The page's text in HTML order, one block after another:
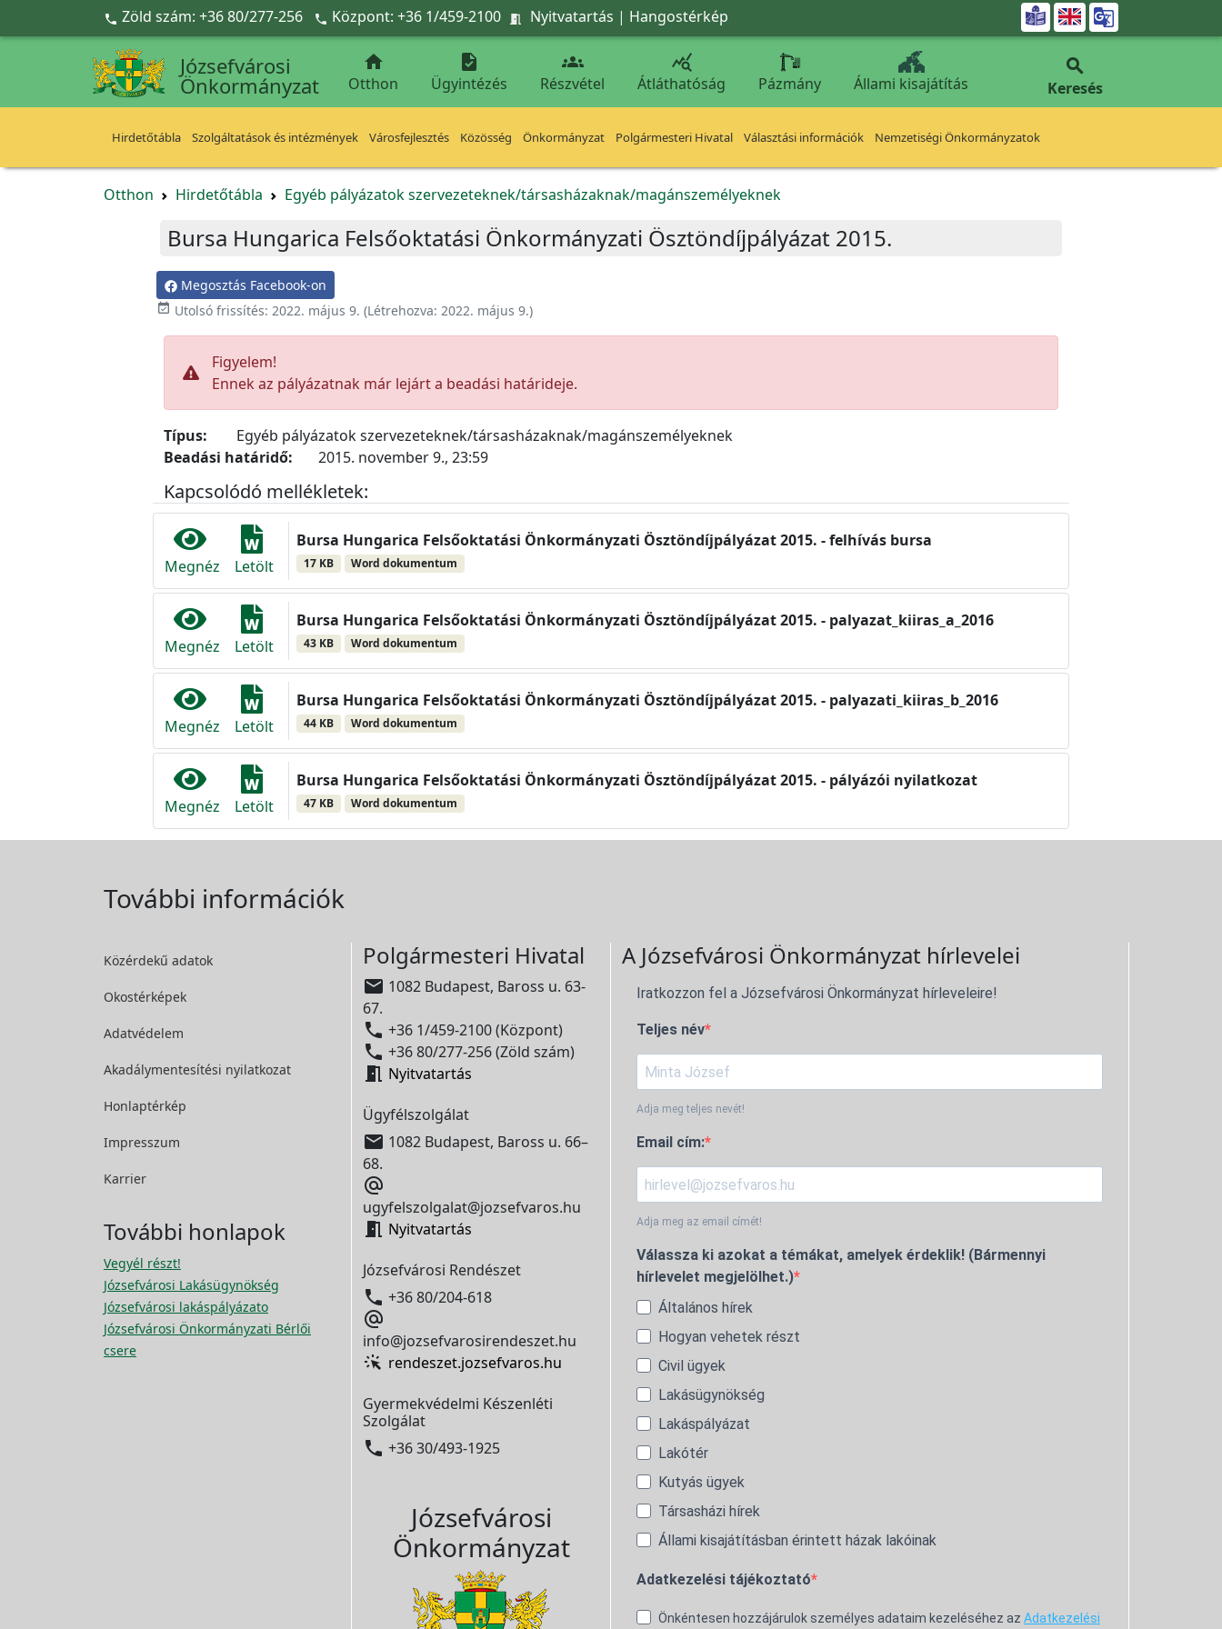
Ugrás a fő tartalomra
 Zöld szám: +36 80/277-256  Központ: +36 1/459-2100  Nyitvatartás | Hangostérkép 
Józsefvárosi
Önkormányzat

Otthon

Ügyintézés

Részvétel

Átláthatóság Pázmány Állami kisajátítás

Keresés
Hirdetőtábla Szolgáltatások és intézmények Városfejlesztés Közösség Önkormányzat Polgármesteri Hivatal Választási információk Nemzetiségi Önkormányzatok
Otthon Hirdetőtábla Egyéb pályázatok szervezeteknek/társasházaknak/magánszemélyeknek
Bursa Hungarica Felsőoktatási Önkormányzati Ösztöndíjpályázat 2015.
Megosztás Facebook-on
 Utolsó frissítés: 2022. május 9. (Létrehozva: 2022. május 9.)
Figyelem!
Ennek az pályázatnak már lejárt a beadási határideje.
Típus:
Egyéb pályázatok szervezeteknek/társasházaknak/magánszemélyeknek
Beadási határidő:
2015. november 9., 23:59
Kapcsolódó mellékletek:
Megnéz Letölt
Bursa Hungarica Felsőoktatási Önkormányzati Ösztöndíjpályázat 2015. - felhívás bursa
17 KB Word dokumentum
Megnéz Letölt
Bursa Hungarica Felsőoktatási Önkormányzati Ösztöndíjpályázat 2015. - palyazat_kiiras_a_2016
43 KB Word dokumentum
Megnéz Letölt
Bursa Hungarica Felsőoktatási Önkormányzati Ösztöndíjpályázat 2015. - palyazati_kiiras_b_2016
44 KB Word dokumentum
Megnéz Letölt
Bursa Hungarica Felsőoktatási Önkormányzati Ösztöndíjpályázat 2015. - pályázói nyilatkozat
47 KB Word dokumentum
További információk
Közérdekű adatok
Okostérképek
Adatvédelem
Akadálymentesítési nyilatkozat
Honlaptérkép
Impresszum
Karrier
További honlapok
Vegyél részt!
Józsefvárosi Lakásügynökség
Józsefvárosi lakáspályázato
Józsefvárosi Önkormányzati Bérlői
csere
Polgármesteri Hivatal
 1082 Budapest, Baross u. 63-
67.
 +36 1/459-2100 (Központ)
 +36 80/277-256 (Zöld szám)
 Nyitvatartás
Ügyfélszolgálat
 1082 Budapest, Baross u. 66–
68.

ugyfelszolgalat@jozsefvaros.hu
 Nyitvatartás
Józsefvárosi Rendészet
 +36 80/204-618

info@jozsefvarosirendeszet.hu
rendeszet.jozsefvaros.hu
Gyermekvédelmi Készenléti
Szolgálat
 +36 30/493-1925
Józsefvárosi
Önkormányzat
A Józsefvárosi Önkormányzat hírlevelei
Iratkozzon fel a Józsefvárosi Önkormányzat hírleveleire!
Teljes név
Adja meg teljes nevét!
Email cím:
Adja meg az email címét!
Válassza ki azokat a témákat, amelyek érdeklik! (Bármennyi
hírlevelet megjelölhet.)
Általános hírek
Hogyan vehetek részt
Civil ügyek
Lakásügynökség
Lakáspályázat
Lakótér
Kutyás ügyek
Társasházi hírek
Állami kisajátításban érintett házak lakóinak
Adatkezelési tájékoztató
Önkéntesen hozzájárulok személyes adataim kezeléséhez az Adatkezelési